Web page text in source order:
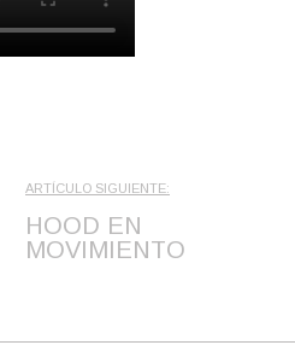
ARTÍCULO SIGUIENTE:
HOOD EN
MOVIMIENTO